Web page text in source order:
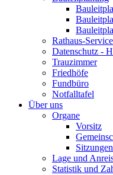
Rathaus-
Datenschutz -
Trauzimmer
Friedhöfe
Fundbüro
Notfalltafel
Über uns
Organe
Vorsitz
Sitzungen
Lage und
Statistik und